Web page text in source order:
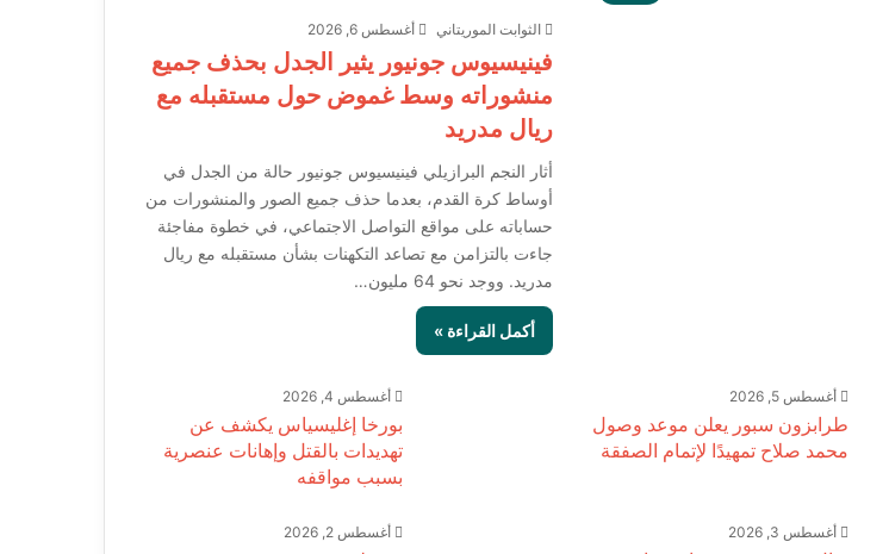
الثوابت الموريتاني أغسطس 6, 2026
فينيسيوس جونيور يثير الجدل بحذف جميع
منشوراته وسط غموض حول مستقبله مع
ريال مدريد
أثار النجم البرازيلي فينيسيوس جونيور حالة من الجدل في
أوساط كرة القدم، بعدما حذف جميع الصور والمنشورات من
حساباته على مواقع التواصل الاجتماعي، في خطوة مفاجئة
جاءت بالتزامن مع تصاعد التكهنات بشأن مستقبله مع ريال
مدريد. ووجد نحو 64 مليون…
أكمل القراءة »
أغسطس 5, 2026
طرابزون سبور يعلن موعد وصول
محمد صلاح تمهيدًا لإتمام الصفقة
أغسطس 4, 2026
بورخا إغليسياس يكشف عن
تهديدات بالقتل وإهانات عنصرية
بسبب مواقفه
أغسطس 3, 2026 أغسطس 2, 2026